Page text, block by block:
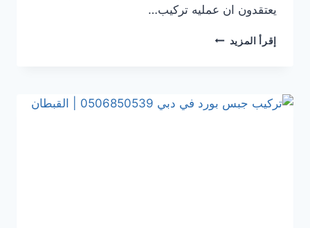
يعتقدون ان عمليه تركيب…
إقرأ المزيد تركيب
|